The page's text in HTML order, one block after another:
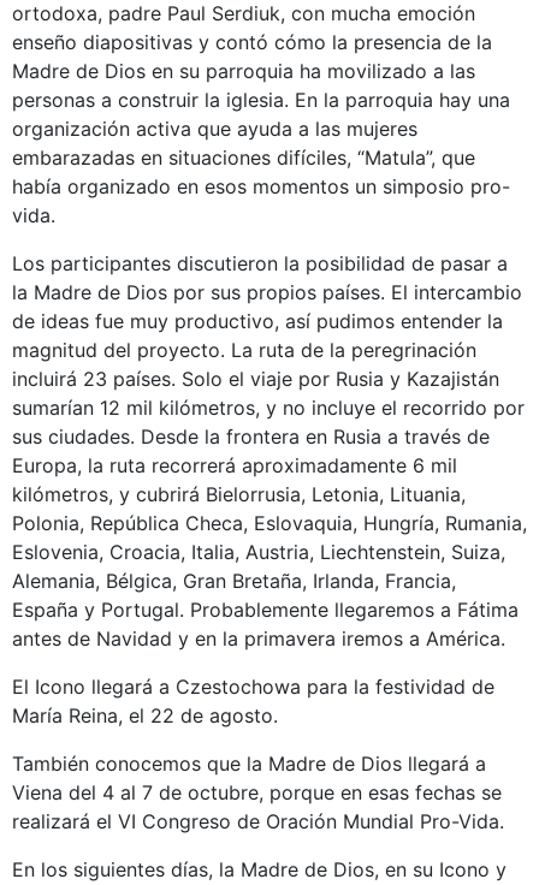
ortodoxa, padre Paul Serdiuk, con mucha emoción
enseño diapositivas y contó cómo la presencia de la
Madre de Dios en su parroquia ha movilizado a las
personas a construir la iglesia. En la parroquia hay una
organización activa que ayuda a las mujeres
embarazadas en situaciones difíciles, “Matula”, que
había organizado en esos momentos un simposio pro-
vida.
Los participantes discutieron la posibilidad de pasar a
la Madre de Dios por sus propios países. El intercambio
de ideas fue muy productivo, así pudimos entender la
magnitud del proyecto. La ruta de la peregrinación
incluirá 23 países. Solo el viaje por Rusia y Kazajistán
sumarían 12 mil kilómetros, y no incluye el recorrido por
sus ciudades. Desde la frontera en Rusia a través de
Europa, la ruta recorrerá aproximadamente 6 mil
kilómetros, y cubrirá Bielorrusia, Letonia, Lituania,
Polonia, República Checa, Eslovaquia, Hungría, Rumania,
Eslovenia, Croacia, Italia, Austria, Liechtenstein, Suiza,
Alemania, Bélgica, Gran Bretaña, Irlanda, Francia,
España y Portugal. Probablemente llegaremos a Fátima
antes de Navidad y en la primavera iremos a América.
El Icono llegará a Czestochowa para la festividad de
María Reina, el 22 de agosto.
También conocemos que la Madre de Dios llegará a
Viena del 4 al 7 de octubre, porque en esas fechas se
realizará el VI Congreso de Oración Mundial Pro-Vida.
En los siguientes días, la Madre de Dios, en su Icono y